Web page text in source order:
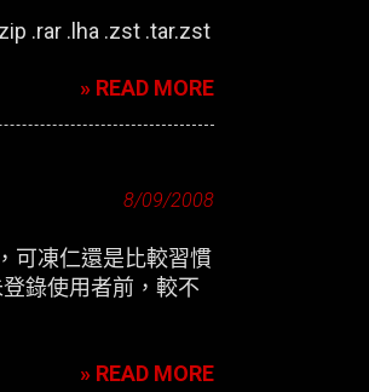
.rar .lha .zst .tar.zst
» READ MORE
8/09/2008
可凍仁還是比較習慣
錄使用者前，較不
» READ MORE